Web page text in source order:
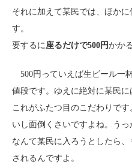
それに加えて某民では、ほか
す。
要するに座るだけで500円かか
500円っていえば生ビール一
値段です。ゆえに絶対に某民に
これがふたつ目のこだわりで
いし面倒くさいですよね。うっ
なんて某民に入ろうとしたら
されるんですよ。